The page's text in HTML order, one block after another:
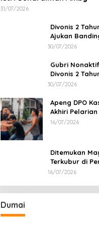
31/07/2026
Divonis 2
Ajukan
30/07/2026
Gubri
Divonis 2
30/07/2026
Apeng DPO
Akhiri
16/07/2026
Ditemukan
Terkubur di
Rumah
16/07/2026
Dumai
Dumai jadi Warga
Korps Arhanud
Di Dumai